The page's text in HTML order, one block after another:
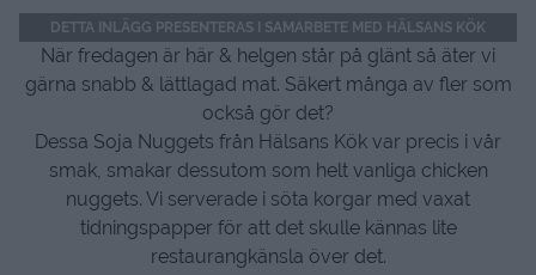
DETTA INLÄGG PRESENTERAS I SAMARBETE MED HÄLSANS KÖK
När fredagen är här & helgen står på glänt så äter vi
gärna snabb & lättlagad mat. Säkert många av fler som
också gör det?
Dessa Soja Nuggets från Hälsans Kök var precis i vår
smak, smakar dessutom som helt vanliga chicken
nuggets. Vi serverade i söta korgar med vaxat
tidningspapper för att det skulle kännas lite
restaurangkänsla över det.